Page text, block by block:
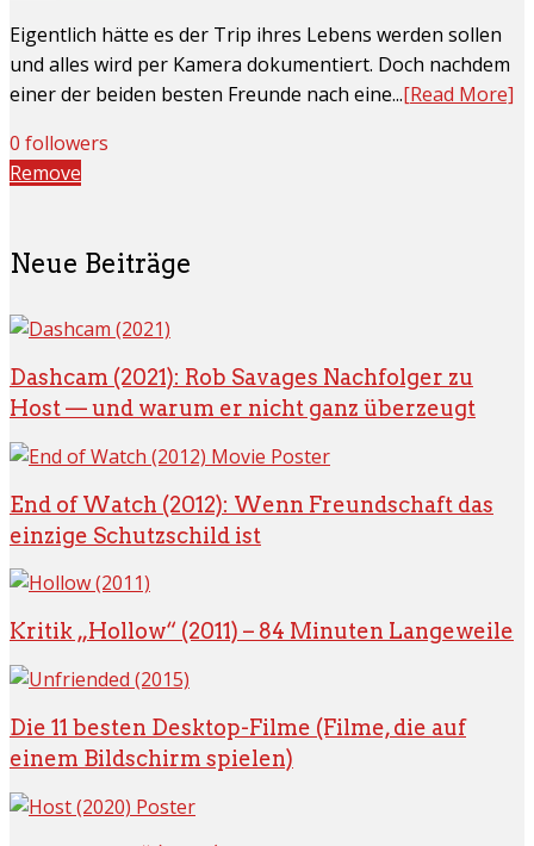
Eigentlich hätte es der Trip ihres Lebens werden sollen
und alles wird per Kamera dokumentiert. Doch nachdem
einer der beiden besten Freunde nach eine...[Read More]
0 followers
Remove
Neue Beiträge
Dashcam (2021): Rob Savages Nachfolger zu
Host — und warum er nicht ganz überzeugt
End of Watch (2012): Wenn Freundschaft das
einzige Schutzschild ist
Kritik „Hollow“ (2011) – 84 Minuten Langeweile
Die 11 besten Desktop-Filme (Filme, die auf
einem Bildschirm spielen)